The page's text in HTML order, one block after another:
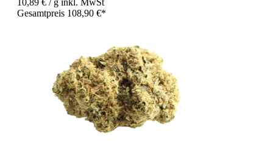
10,89 € / g inkl. MwSt
Gesamtpreis 108,90 €*